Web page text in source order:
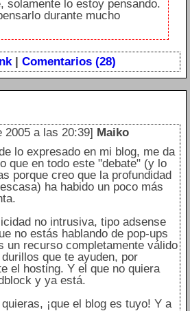
solamente lo estoy pensando.
durante mucho
| Comentarios (28)
2005 a las 20:39] Maiko
lo expresado en mi blog, me da
que en todo este "debate" (y lo
porque creo que la profundidad
ha habido un poco más
no intrusiva, tipo adsense
no estás hablando de pop-ups
un recurso completamente válido
que te ayuden, por
el hosting. Y el que no quiera
y ya está.
¡que el blog es tuyo! Y a